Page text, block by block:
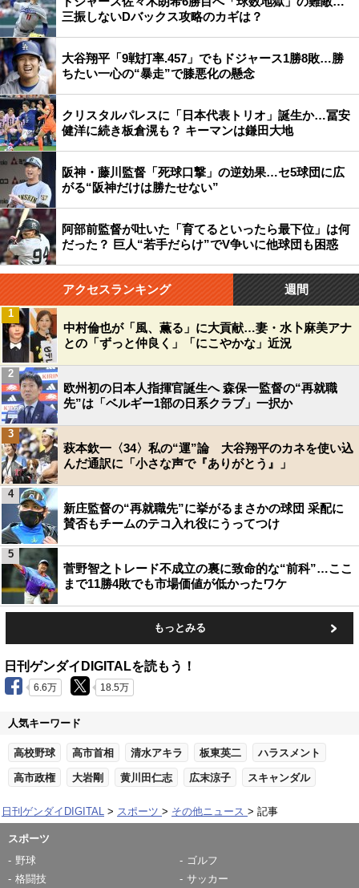
三振しないDバックス攻略のカギは？
大谷翔平「9戦打率.457」でもドジャース1勝8敗…勝
ちたい一心の“暴走”で膝悪化の懸念
クリスタルパレスに「日本代表トリオ」誕生か…冨安
健洋に続き板倉滉も？ キーマンは鎌田大地
阪神・藤川監督「死球口撃」の逆効果…セ5球団に広
がる“阪神だけは勝たせない”
阿部前監督が吐いた「育てるといったら最下位」は何
だった？ 巨人“若手だらけ”でV争いに他球団も困惑
アクセスランキング 週間
中村倫也が「風、薫る」に大貢献…妻・水卜麻美アナ
との「ずっと仲良く」「にこやかな」近況
1
欧州初の日本人指揮官誕生へ 森保一監督の“再就職
先”は「ベルギー1部の日系クラブ」一択か
2
萩本欽一〈34〉私の“運”論 大谷翔平のカネを使い込
んだ通訳に「小さな声で『ありがとう』」
3
新庄監督の“再就職先”に挙がるまさかの球団 采配に
賛否もチームのテコ入れ役にうってつけ
4
菅野智之トレード不成立の裏に致命的な“前科”…ここ
まで11勝4敗でも市場価値が低かったワケ
5
もっとみる
日刊ゲンダイDIGITALを読もう！
6.6万 18.5万
人気キーワード
高校野球 高市首相 清水アキラ 板東英二 ハラスメント
高市政権 大岩剛 黄川田仁志 広末涼子 スキャンダル
日刊ゲンダイDIGITAL スポーツ その他ニュース 記事
スポーツ
野球
ゴルフ
格闘技
サッカー